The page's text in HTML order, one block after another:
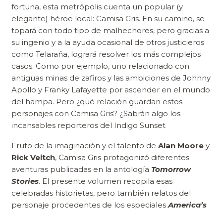
fortuna, esta metrópolis cuenta un popular (y
elegante) héroe local: Camisa Gris. En su camino, se
topará con todo tipo de malhechores, pero gracias a
su ingenio y a la ayuda ocasional de otros justicieros
como Telaraña, logrará resolver los más complejos
casos. Como por ejemplo, uno relacionado con
antiguas minas de zafiros y las ambiciones de Johnny
Apollo y Franky Lafayette por ascender en el mundo
del hampa. Pero ¿qué relación guardan estos
personajes con Camisa Gris? ¿Sabrán algo los
incansables reporteros del Indigo Sunset
Fruto de la imaginación y el talento de Alan Moorey
Rick Veitch, Camisa Gris protagonizó diferentes
aventuras publicadas en la antología Tomorrow
Stories. El presente volumen recopila esas
celebradas historietas, pero también relatos del
personaje procedentes de los especiales America’s